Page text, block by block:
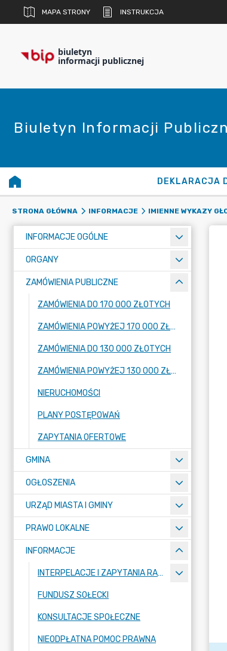
MAPA STRONY INSTRUKCJA
biuletyn
informacji publicznej
Biuletyn Informacji
DEKLARACJA
STRONA GŁÓWNA INFORMACJE IMIENNE WYKAZY
INFORMACJE OGÓLNE
ORGANY
ZAMÓWIENIA PUBLICZNE
ZAMÓWIENIA DO 170 000 ZŁOTYCH
ZAMÓWIENIA POWYŻEJ 170 000 ZŁOTYCH
ZAMÓWIENIA DO 130 000 ZŁOTYCH
ZAMÓWIENIA POWYŻEJ 130 000 ZŁOTYCH
NIERUCHOMOŚCI
PLANY POSTĘPOWAŃ
ZAPYTANIA OFERTOWE
GMINA
OGŁOSZENIA
URZĄD MIASTA I GMINY
PRAWO LOKALNE
INFORMACJE
INTERPELACJE I ZAPYTANIA RADNYCH
FUNDUSZ SOŁECKI
KONSULTACJE SPOŁECZNE
NIEODPŁATNA POMOC PRAWNA